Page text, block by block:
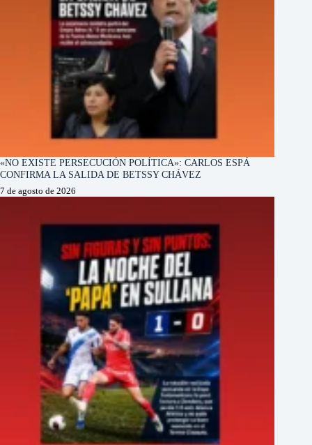
«NO EXISTE PERSECUCIÓN POLÍTICA»: CARLOS ESPÁ
CONFIRMA LA SALIDA DE BETSSY CHÁVEZ
7 de agosto de 2026